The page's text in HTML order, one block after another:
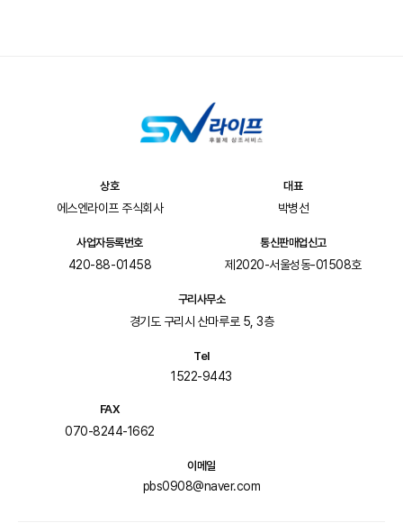
상호
에스엔라이프 주식회사
대표
박병선
사업자등록번호
420-88-01458
통신판매업신고
제2020-서울성동-01508호
구리사무소
경기도 구리시 산마루로 5, 3층
Tel
1522-9443
FAX
070-8244-1662
이메일
pbs0908@naver.com